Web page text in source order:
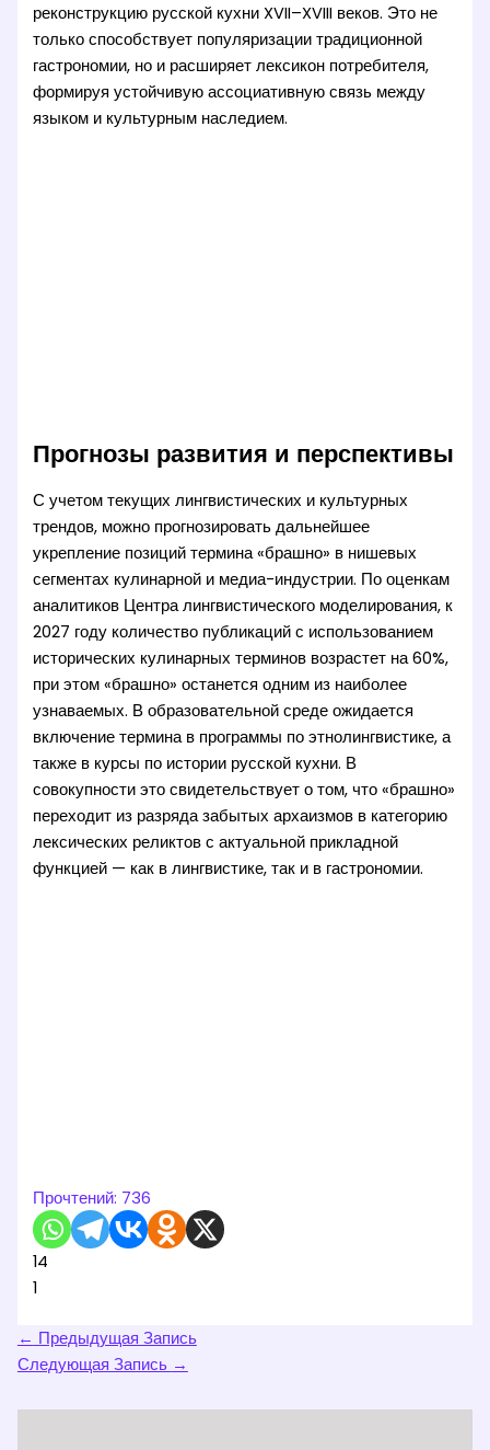
реконструкцию русской кухни XVII–XVIII веков. Это не
только способствует популяризации традиционной
гастрономии, но и расширяет лексикон потребителя,
формируя устойчивую ассоциативную связь между
языком и культурным наследием.
Прогнозы развития и перспективы
С учетом текущих лингвистических и культурных
трендов, можно прогнозировать дальнейшее
укрепление позиций термина «брашно» в нишевых
сегментах кулинарной и медиа-индустрии. По оценкам
аналитиков Центра лингвистического моделирования, к
2027 году количество публикаций с использованием
исторических кулинарных терминов возрастет на 60%,
при этом «брашно» останется одним из наиболее
узнаваемых. В образовательной среде ожидается
включение термина в программы по этнолингвистике, а
также в курсы по истории русской кухни. В
совокупности это свидетельствует о том, что «брашно»
переходит из разряда забытых архаизмов в категорию
лексических реликтов с актуальной прикладной
функцией — как в лингвистике, так и в гастрономии.
Прочтений: 736
14
1
← Предыдущая Запись
Следующая Запись →